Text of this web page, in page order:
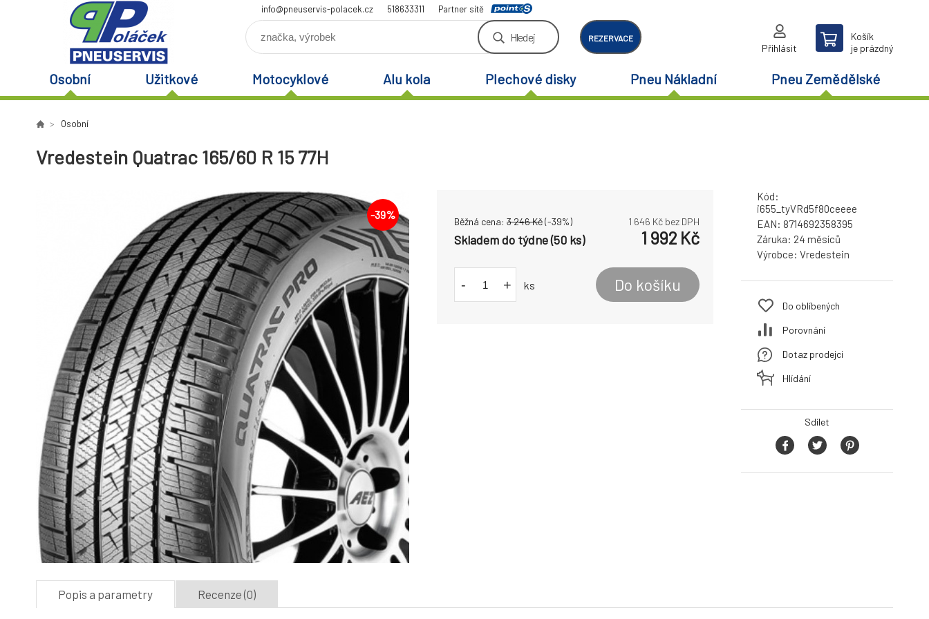
info@pneuservis-polacek.cz 518633311 Partner sítě
Hledej REZERVACE
Přihlásit
Košík
je prázdný
Osobní Užitkové Motocyklové Alu kola Plechové disky Pneu Nákladní Pneu Zemědělské
Osobní
Vredestein Quatrac 165/60 R 15 77H
-39%
Běžná cena: 3 246Kč(-39%) 1 646 Kč bez DPH
Skladem do týdne (50 ks) 1 992 Kč
- + ks Do košíku
Kód:
i655_tyVRd5f80ceeee
EAN: 8714692358395
Záruka: 24 měsíců
Výrobce: Vredestein
Do oblíbených
Porovnání
Dotaz prodejci
Hlídání
Sdílet
Popis a parametry Recenze (0)